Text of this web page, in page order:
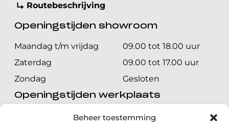
Beheer toestemming
Routebeschrijving
Openingstijden showroom
Maandag t/m vrijdag
09.00 tot 18.00 uur
Zaterdag
09.00 tot 17.00 uur
Zondag
Gesloten
Openingstijden werkplaats
Maandag t/m vrijdag
08.00 tot 17.00 uur